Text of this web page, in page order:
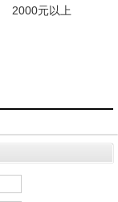
2000元以上